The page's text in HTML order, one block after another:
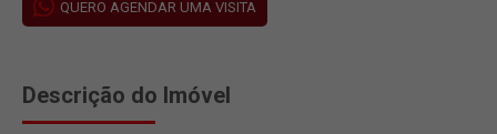
QUERO AGENDAR UMA VISITA
Descrição do Imóvel